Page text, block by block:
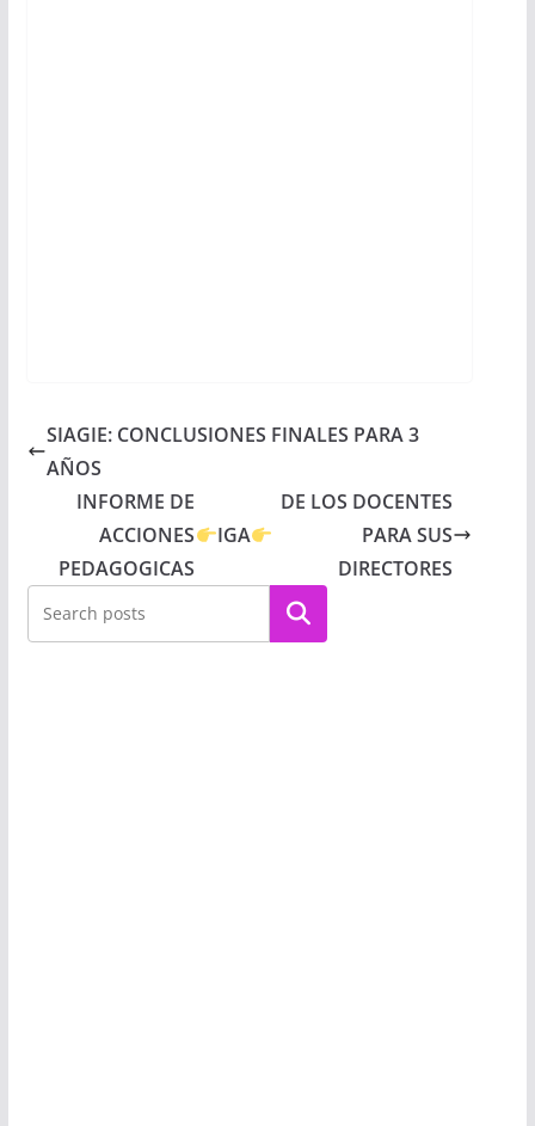
SIAGIE: CONCLUSIONES FINALES PARA 3
AÑOS
INFORME DE
ACCIONES
PEDAGOGICAS
IGA
DE LOS DOCENTES
PARA SUS
DIRECTORES
Buscar